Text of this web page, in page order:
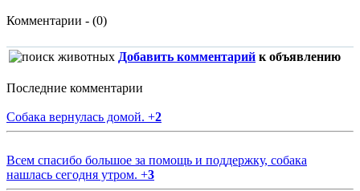
Комментарии - (0)
Добавить комментарий к объявлению
Последние комментарии
Собака вернулась домой. +2
Всем спасибо большое за помощь и поддержку, собака
нашлась сегодня утром. +3